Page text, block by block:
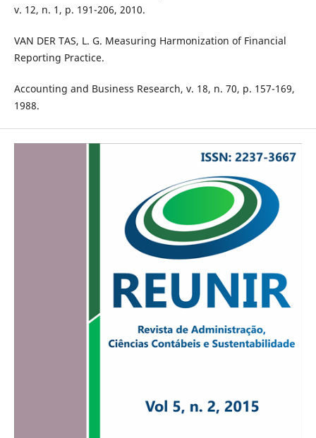
v. 12, n. 1, p. 191-206, 2010.
VAN DER TAS, L. G. Measuring Harmonization of Financial
Reporting Practice.
Accounting and Business Research, v. 18, n. 70, p. 157-169,
1988.